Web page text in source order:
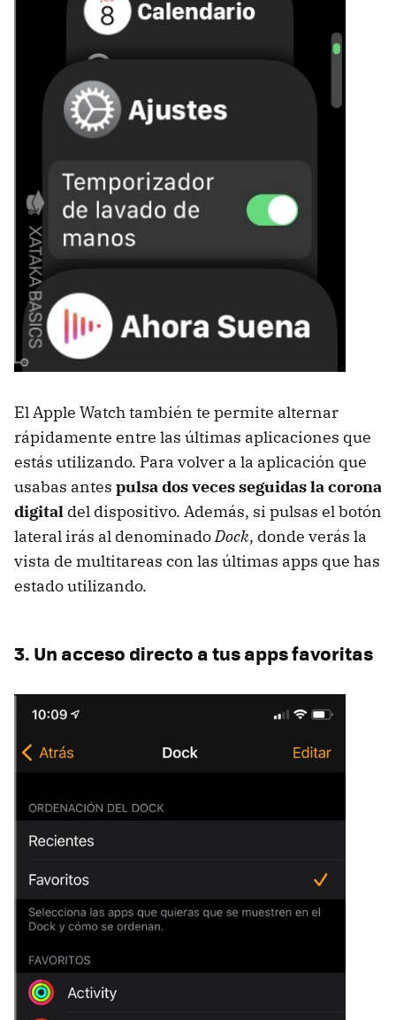
El Apple Watch también te permite alternar
rápidamente entre las últimas aplicaciones que
estás utilizando. Para volver a la aplicación que
usabas antes pulsa dos veces seguidas la corona
digital del dispositivo. Además, si pulsas el botón
lateral irás al denominado Dock, donde verás la
vista de multitareas con las últimas apps que has
estado utilizando.
3. Un acceso directo a tus apps favoritas